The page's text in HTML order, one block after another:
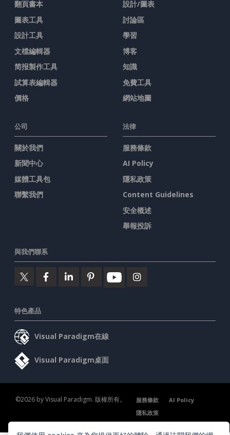
翻頁書本
圖表工具
設計工具
文檔編輯器
简报製作工具
試算表編輯器
價格
設計/圖表
討論區
學習
博客
知識
免費工具
網站地圖
公司
關於我們
新聞中心
媒體工具包
聯繫我們
法律
服務條款
AI Policy
隱私政策
Content Guidelines
安全概述
舉報投訴
與我們聯系
特色產品
Visual Paradigm在線
Visual Paradigm桌面
©2026 by Visual Paradigm. 版權所有。 服務條款
AI Policy
隱私政策